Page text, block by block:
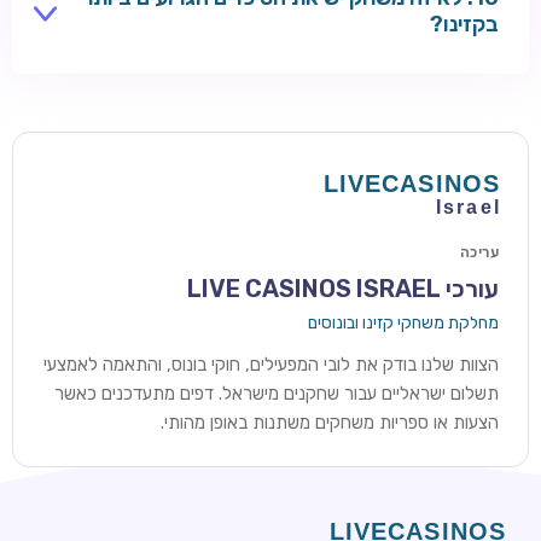
חינם על ההפקדות הראשונות
בקזינו?
פרסים עליונים עסיסיים יותר בדרך כלל אומרים סיכויים
קלושים יותר להנחית אותם בפועל.
עריכה
עורכי LIVE CASINOS ISRAEL
מחלקת משחקי קזינו ובונוסים
הצוות שלנו בודק את לובי המפעילים, חוקי בונוס, והתאמה לאמצעי
תשלום ישראליים עבור שחקנים מישראל. דפים מתעדכנים כאשר
הצעות או ספריות משחקים משתנות באופן מהותי.